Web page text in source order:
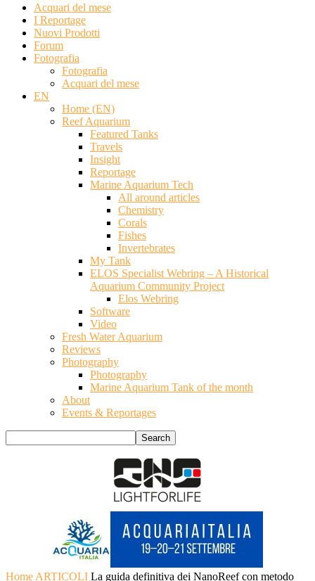
Acquari del mese
I Reportage
Nuovi Prodotti
Forum
Fotografia
Fotografia
Acquari del mese
EN
Home (EN)
Reef Aquarium
Featured Tanks
Travels
Insight
Reportage
Marine Aquarium Tech
All around articles
Chemistry
Corals
Fishes
Invertebrates
My Tank
ELOS Specialist Webring – A Historical
Aquarium Community Project
Elos Webring
Software
Video
Fresh Water Aquarium
Reviews
Photography
Photography
Marine Aquarium Tank of the month
About
Events & Reportages
Home ARTICOLI La guida definitiva dei NanoReef con metodo